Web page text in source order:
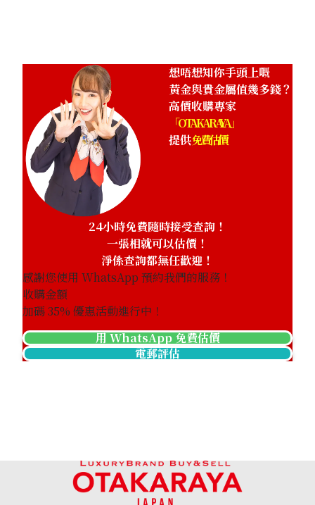
想唔想知你手頭上嘅
黃金與貴金屬值幾多錢？
高價收購專家
「OTAKARAYA」
提供免費估價
24小時免費隨時接受查詢！
一張相就可以估價！
淨係查詢都無任歡迎！
感謝您使用 WhatsApp 預約我們的服務！
收購金額
加碼35% 優惠活動進行中！
用 WhatsApp 免費估價
電郵評估